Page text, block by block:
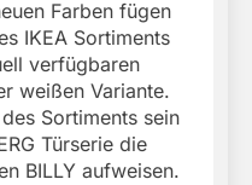
Farben fügen
IKEA Sortiments
verfügbaren
weißen Variante.
Sortiments sein
Türserie die
BILLY aufweisen.